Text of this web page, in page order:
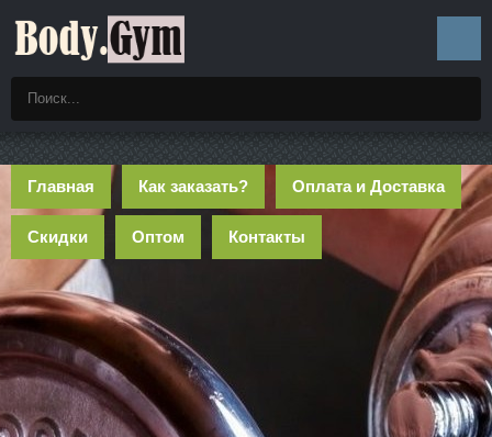
Главная Как заказать? Оплата и Доставка
Скидки Оптом Контакты